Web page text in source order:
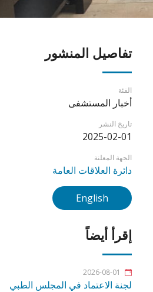
تفاصيل المنشور
الفئة
أخبار المستشفى
تاريخ النشر
2025-02-01
الجهة المعلنة
دائرة العلاقات العامة
English
إقرأ أيضاً
لجنة الاعتماد في المجلس الطبي